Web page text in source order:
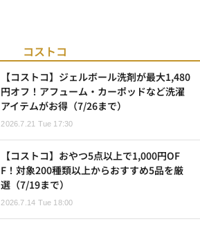
コストコ
【コストコ】ジェルボール洗剤が最大1,480
円オフ！アフューム・カーポッドなど洗濯
アイテムがお得（7/26まで）
2026.7.21 Tue 17:30
【コストコ】おやつ5点以上で1,000円OF
F！対象200種類以上からおすすめ5品を厳
選（7/19まで）
2026.7.14 Tue 18:00